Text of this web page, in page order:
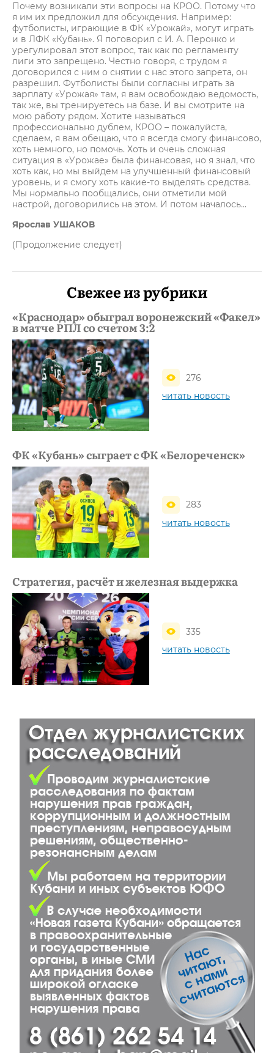
Почему возникали эти вопросы на КРОО. Потому что
я им их предложил для обсуждения. Например:
футболисты, играющие в ФК «Урожай», могут играть
и в ЛФК «Кубань». Я поговорил с И. А. Перонко и
урегулировал этот вопрос, так как по регламенту
лиги это запрещено. Честно говоря, с трудом я
договорился с ним о снятии с нас этого запрета, он
разрешил. Футболисты были согласны играть за
зарплату «Урожая» там, я вам освобождаю ведомость,
так же, вы тренируетесь на базе. И вы смотрите на
мою работу рядом. Хотите называться
профессионально дублем, КРОО – пожалуйста,
сделаем, я вам обещаю, что я всегда смогу финансово,
хоть немного, но помочь. Хоть и очень сложная
ситуация в «Урожае» была финансовая, но я знал, что
хоть как, но мы выйдем на улучшенный финансовый
уровень, и я смогу хоть какие-то выделять средства.
Мы нормально пообщались, они отметили мой
настрой, договорились на этом. И потом началось...
Ярослав УШАКОВ
(Продолжение следует)
Свежее из рубрики
«Краснодар» обыграл воронежский «Факел»
в матче РПЛ со счетом 3:2
276
читать новость
ФК «Кубань» сыграет с ФК «Белореченск»
283
читать новость
Стратегия, расчёт и железная выдержка
335
читать новость